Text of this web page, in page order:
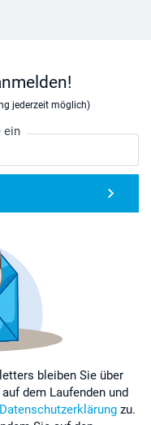
jederzeit möglich)
ein
bleiben Sie über
dem Laufenden und
zu.